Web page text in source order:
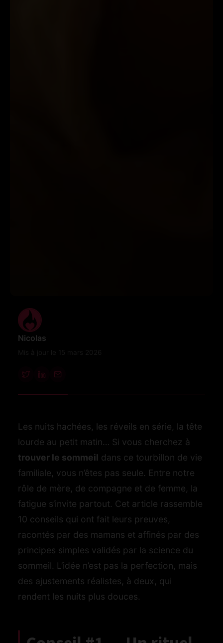
Nicolas
Les nuits hachées, les réveils en série, la tête
lourde au petit matin… Si vous cherchez à
trouver le sommeil dans ce tourbillon de vie
familiale, vous n’êtes pas seule. Entre notre
rôle de mère, de compagne et de femme, la
fatigue s’invite partout. Cet article rassemble
10 conseils qui ont fait leurs preuves,
racontés par des mamans et affinés par des
principes simples validés par la science du
sommeil. L’idée n’est pas la perfection, mais
des ajustements réalistes, à deux, qui
rendent les nuits plus douces.